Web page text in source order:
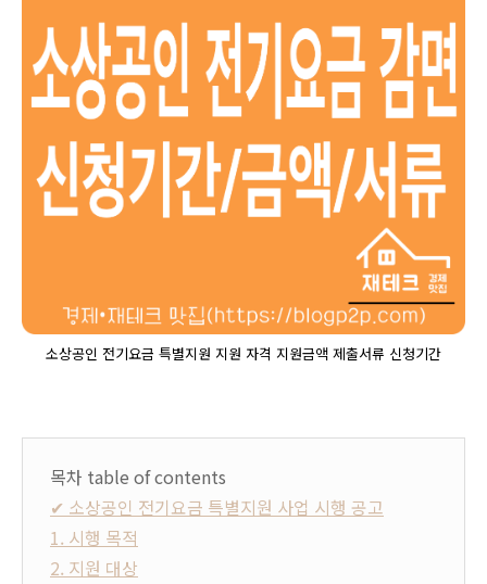
소상공인 전기요금 특별지원 지원 자격 지원금액 제출서류 신청기간
목차 table of contents
✔ 소상공인 전기요금 특별지원 사업 시행 공고
1. 시행 목적
2. 지원 대상